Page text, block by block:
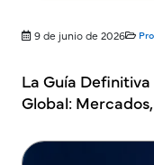
9 de junio de 2026
La Guía
Global: